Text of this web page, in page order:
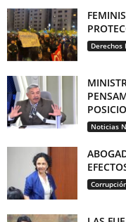
Derechos
Noticias